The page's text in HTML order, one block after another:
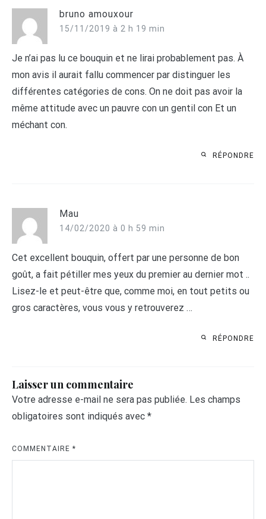
bruno amouxour
15/11/2019 à 2 h 19 min
Je n’ai pas lu ce bouquin et ne lirai probablement pas. À
mon avis il aurait fallu commencer par distinguer les
différentes catégories de cons. On ne doit pas avoir la
même attitude avec un pauvre con un gentil con Et un
méchant con.
RÉPONDRE
Mau
14/02/2020 à 0 h 59 min
Cet excellent bouquin, offert par une personne de bon
goût, a fait pétiller mes yeux du premier au dernier mot ..
Lisez-le et peut-être que, comme moi, en tout petits ou
gros caractères, vous vous y retrouverez …
RÉPONDRE
Laisser un commentaire
Votre adresse e-mail ne sera pas publiée. Les champs
obligatoires sont indiqués avec *
COMMENTAIRE *